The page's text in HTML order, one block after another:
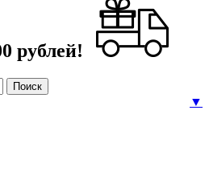
рублей!
▼